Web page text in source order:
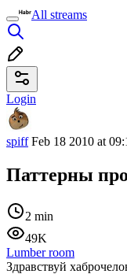
All streams
Login
spiffFeb 18 2010 at
Паттерны
2 min
49K
Lumber room
Здравствуй